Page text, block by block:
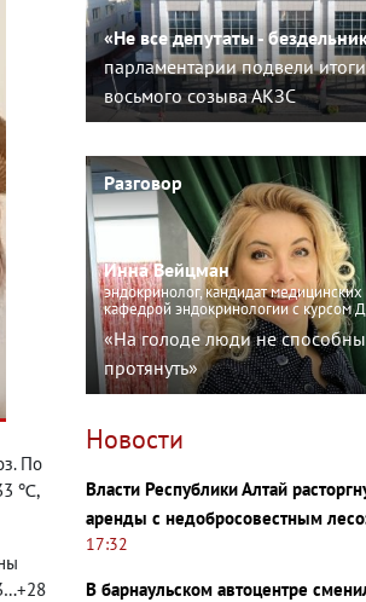
По
℃,
«Не все депутаты -
парламентарии подвели
восьмого созыва АКЗС
Разговор
Инна Вейцман
эндокринолог, кандидат
кафедрой эндокринологии с курсом
«На голоде люди не
протянуть»
Новости
Власти Республики Алтай
аренды с недобросовестным
17:32
В барнаульском автоцентре